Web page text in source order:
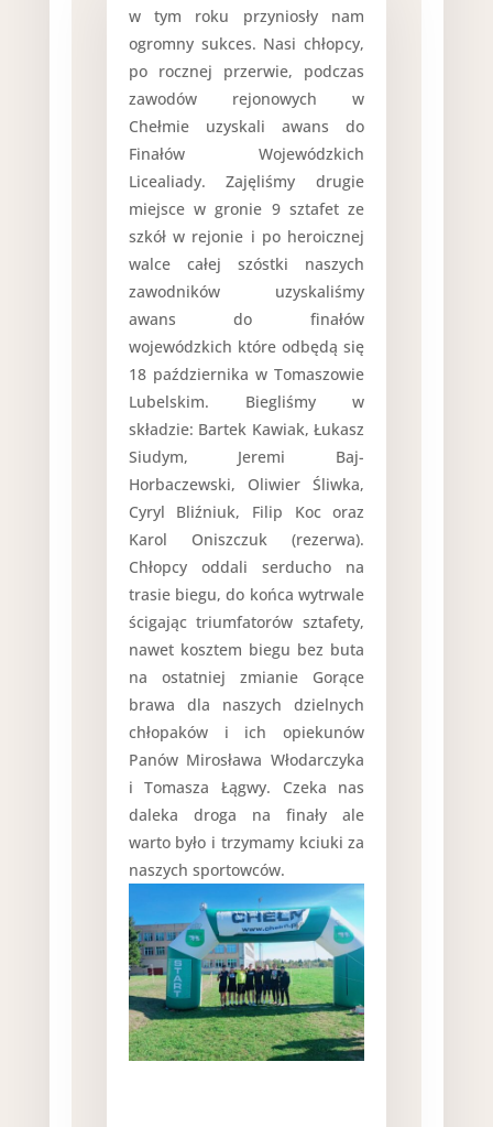
w tym roku przyniosły nam
ogromny sukces. Nasi chłopcy,
po rocznej przerwie, podczas
zawodów rejonowych w
Chełmie uzyskali awans do
Finałów Wojewódzkich
Licealiady. Zajęliśmy drugie
miejsce w gronie 9 sztafet ze
szkół w rejonie i po heroicznej
walce całej szóstki naszych
zawodników uzyskaliśmy
awans do finałów
wojewódzkich które odbędą się
18 października w Tomaszowie
Lubelskim. Biegliśmy w
składzie: Bartek Kawiak, Łukasz
Siudym, Jeremi Baj-
Horbaczewski, Oliwier Śliwka,
Cyryl Bliźniuk, Filip Koc oraz
Karol Oniszczuk (rezerwa).
Chłopcy oddali serducho na
trasie biegu, do końca wytrwale
ścigając triumfatorów sztafety,
nawet kosztem biegu bez buta
na ostatniej zmianie Gorące
brawa dla naszych dzielnych
chłopaków i ich opiekunów
Panów Mirosława Włodarczyka
i Tomasza Łągwy. Czeka nas
daleka droga na finały ale
warto było i trzymamy kciuki za
naszych sportowców.